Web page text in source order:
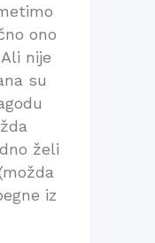
ono
nije
su
želi
iz